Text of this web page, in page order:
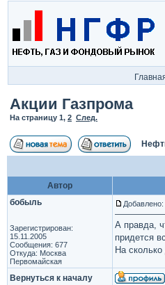
Акции Газпрома
На страницу 1, 2 След.
Автор
бобыль
Зарегистрирован:
15.11.2005
Сообщения: 677
Откуда: Москва
Первомайская
А правда,
придется
На
Вернуться к началу